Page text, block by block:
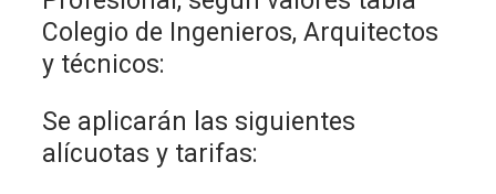
Colegio de Ingenieros, Arquitectos
y técnicos:
Se aplicarán las siguientes
alícuotas y tarifas: